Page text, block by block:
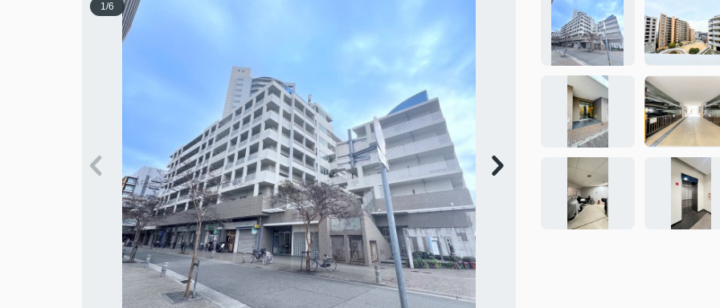
1/6